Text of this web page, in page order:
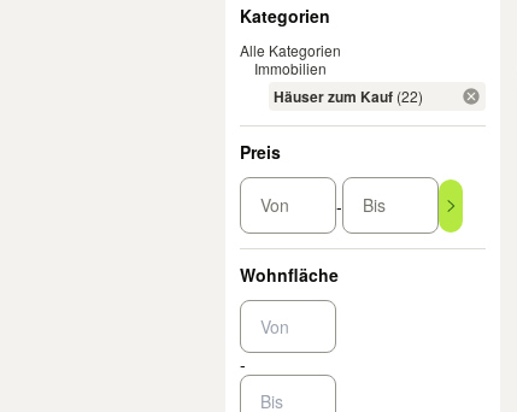
Kategorien
Alle Kategorien
Immobilien
Häuser zum Kauf (22)
Preis
Von - Bis
Wohnfläche
-